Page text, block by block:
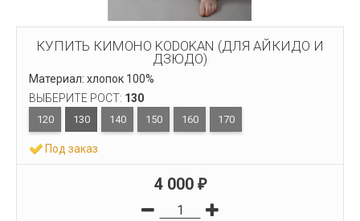
КУПИТЬ КИМОНО KODOKAN (ДЛЯ АЙКИДО И
ДЗЮДО)
Материал: хлопок 100%
ВЫБЕРИТЕ РОСТ: 130
120 130 140 150 160 170
Под заказ
4 000 ₽